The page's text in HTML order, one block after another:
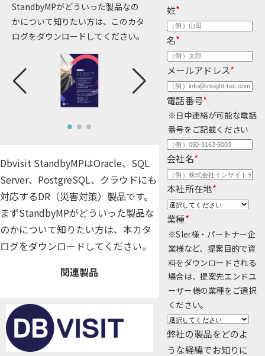
データ統合・管理・配信
データマスキングソフトウェア
データベース監査
ソフトウェア
データ利活用コンサルティング・データ統合コンサルティ
クラウド移行コンサルティング・データベースコンサルティング・
プロフェッショナルサービス
キーワードから探す
キーワードに関連する製品
SQLテスト
クラウド移行
テストデータ作成
ディザスタリカバリ
データガバナンス
データベースバージョ
データベース構築
データベース監査
データベース移行
データベース管理
データマスキング
製造業
情報通信業
公共
運輸・物流業
Insight Masking
Insight PISO
Qlik データ統合
Denodo Platform
Dbvisit StandbyMP
Insight Consulting
パートナー
StandbyMPがどういった製品なの
かについて知りたい方は、このカタ
ログをダウンロードしてください。
Dbvisit StandbyMPはOracle、SQL
Server、PostgreSQL、クラウドにも
対応するDR（災害対策）製品です。
まずStandbyMPがどういった製品な
のかについて知りたい方は、本カタ
ログをダウンロードしてください。
関連製品
姓*
名*
メールアドレス*
電話番号*
※日中連絡が可能な電話
番号をご記載ください
会社名*
本社所在地*
業種*
※SIer様・パートナー企
業様など、提案目的で資
料をダウンロードされる
場合は、提案先エンドユ
ーザー様の業種をご選択
ください。
弊社の製品をどのよ
うな経緯でお知りに